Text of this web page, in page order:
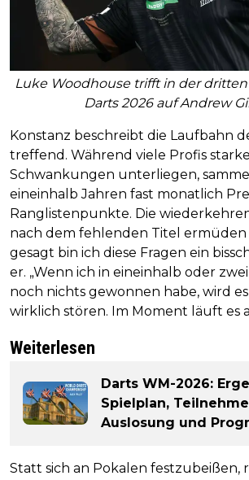
Luke Woodhouse trifft in der
Darts 2026 auf Andrew
Konstanz beschreibt die Laufbahn
treffend. Während viele Profis
Schwankungen unterliegen,
eineinhalb Jahren fast monatlich
Ranglistenpunkte. Die
nach dem fehlenden Titel ermüden
gesagt bin ich diese Fragen ein
er. „Wenn ich in eineinhalb oder
noch nichts gewonnen habe, wird
wirklich stören. Im Moment läuft es
Weiterlesen
Darts WM-2026:
Spielplan,
Auslosung und
Statt sich an Pokalen festzubeißen,